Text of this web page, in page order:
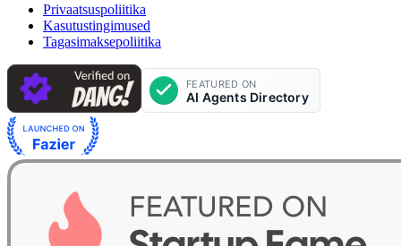
Privaatsuspoliitika
Kasutustingimused
Tagasimaksepoliitika